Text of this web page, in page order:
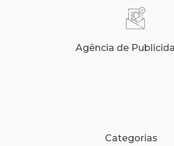
Agência de
Categorias